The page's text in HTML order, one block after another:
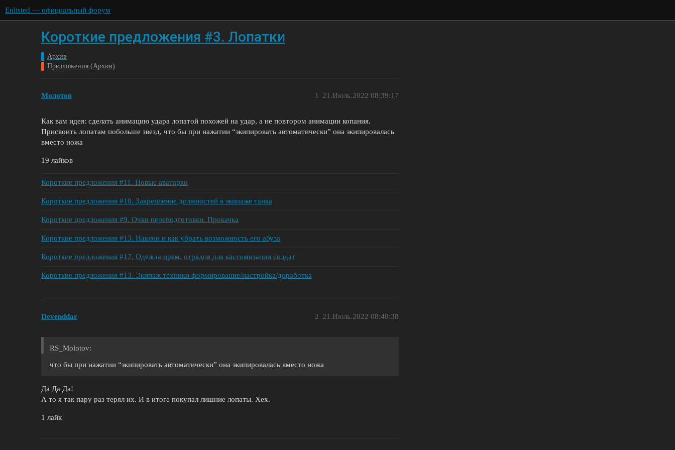
Enlisted — официальный форум
Короткие предложения #3. Лопатки
Архив
Предложения (Архив)
Молотов 21.Июль.2022 08:39:17
1
Как вам идея: сделать анимацию удара лопатой похожей на удар, а не повтором анимации копания.
Присвоить лопатам побольше звезд, что бы при нажатии “экипировать автоматически” она экипировалась
вместо ножа
19 лайков
Короткие предложения #11. Новые аватарки
Короткие предложения #10. Закрепление должностей в экипаже танка
Короткие предложения #9. Очки переподготовки. Прокачка
Короткие предложения #13. Наклон и как убрать возможность его абуза
Короткие предложения #12. Одежда прем. отрядов для кастомизации солдат
Короткие предложения #13. Экипаж техники формирование/настройка/доработка
Devenddar 21.Июль.2022 08:48:38
2
RS_Molotov:
что бы при нажатии “экипировать автоматически” она экипировалась вместо ножа
Да Да Да!
А то я так пару раз терял их. И в итоге покупал лишние лопаты. Хех.
1 лайк